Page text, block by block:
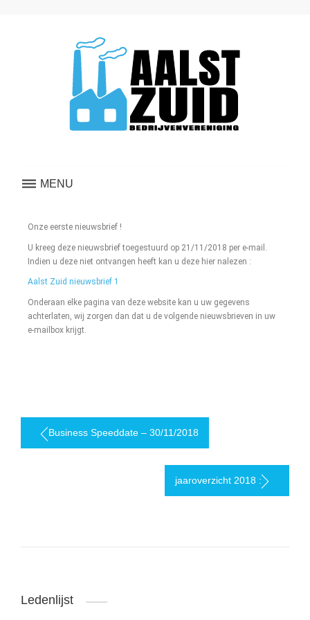
MENU
Onze eerste nieuwsbrief !
U kreeg deze nieuwsbrief toegestuurd op 21/11/2018 per e-mail.
Indien u deze niet ontvangen heeft kan u deze hier nalezen :
Aalst Zuid nieuwsbrief 1
Onderaan elke pagina van deze website kan u uw gegevens
achterlaten, wij zorgen dan dat u de volgende nieuwsbrieven in uw
e-mailbox krijgt.
Business Speeddate – 30/11/2018
jaaroverzicht 2018 :
Ledenlijst